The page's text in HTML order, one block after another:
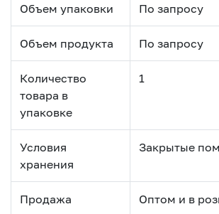
Объем упаковки По запросу
Объем продукта По запросу
Количество
товара в
упаковке
1
Условия
хранения
Закрытые
Продажа Оптом и в